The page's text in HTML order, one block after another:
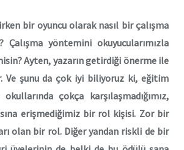
bir oyuncu olarak nasıl bir çalışma
Çalışma yöntemini okuyucularımızla
Ayten, yazarın getirdiği önerme ile
Ve şunu da çok iyi biliyoruz ki, eğitim
çokça karşılaşmadığımız,
erişmediğimiz bir rol kişisi. Zor bir
olan bir rol. Diğer yandan riskli de bir